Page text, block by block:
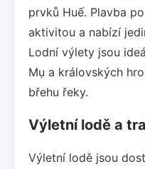
prvků Huế. Plavba
aktivitou a nabízí
Lodní výlety jsou
Mụ a královských
břehu řeky.
Výletní lodě a
Výletní lodě jsou